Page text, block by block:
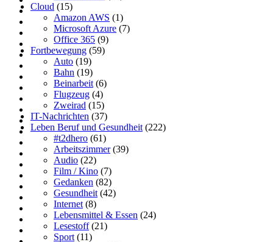
Cloud (15)
Amazon AWS (1)
Microsoft Azure (7)
Office 365 (9)
Fortbewegung (59)
Auto (19)
Bahn (19)
Beinarbeit (6)
Flugzeug (4)
Zweirad (15)
IT-Nachrichten (37)
Leben Beruf und Gesundheit (222)
#t2dhero (61)
Arbeitszimmer(39)
Audio (22)
Film / Kino (7)
Gedanken (82)
Gesundheit (42)
Internet (8)
Lebensmittel & Essen (24)
Lesestoff(21)
Sport (11)